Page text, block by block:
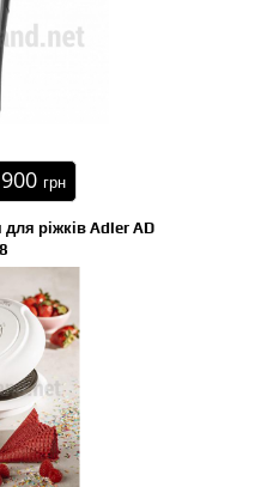
900 грн
ріжків Adler AD